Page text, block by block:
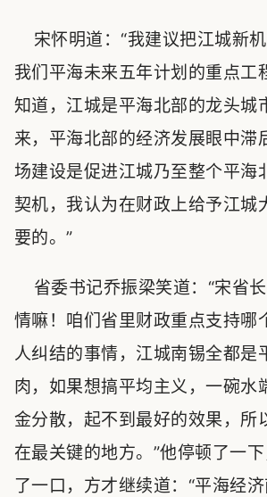
宋怀明道：“我建议把江城新
我们平海未来五年计划的重点工
知道，江城是平海北部的龙头城
来，平海北部的经济发展眼中滞
场建设是促进江城乃至整个平海
契机，我认为在财政上给予江城
要的。”
省委书记乔振梁笑道：“宋省
情嘛！咱们省里财政重点支持哪
人纠结的事情，江城南锡全都是
肉，如果想搞平均主义，一碗水
金分散，起不到最好的效果，所
在最关键的地方。”他停顿了一
了一口，方才继续道：“平海经